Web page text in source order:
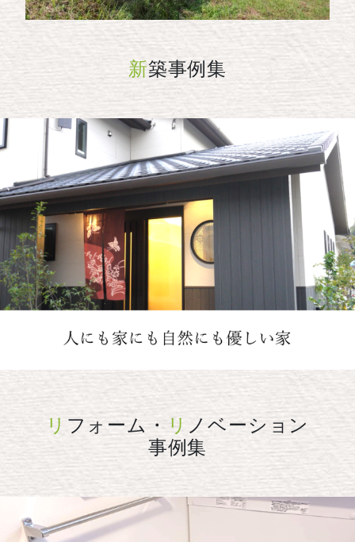
新築事例集
リ フォーム・ リ ノベーション
事例集